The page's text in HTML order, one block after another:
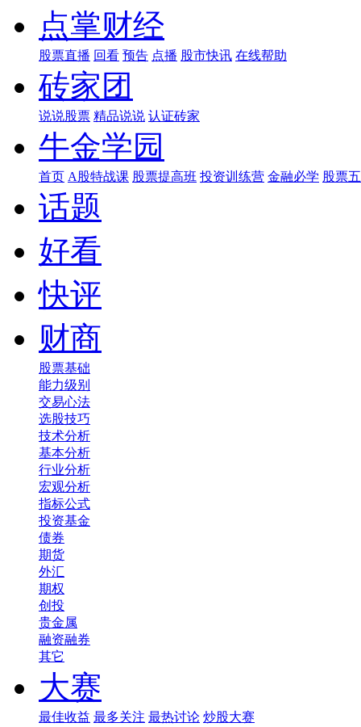
点掌财经
股票直播 回看 预告 点播 股市快讯 在线帮助
砖家团
说说股票 精品说说 认证砖家
牛金学园
首页 A股特战课 股票提高班 投资训练营 金融必学 股票
话题
好看
快评
财商
股票基础
能力级别
交易心法
选股技巧
技术分析
基本分析
行业分析
宏观分析
指标公式
投资基金
债券
期货
外汇
期权
创投
贵金属
融资融券
其它
大赛
最佳收益 最多关注 最热讨论 炒股大赛